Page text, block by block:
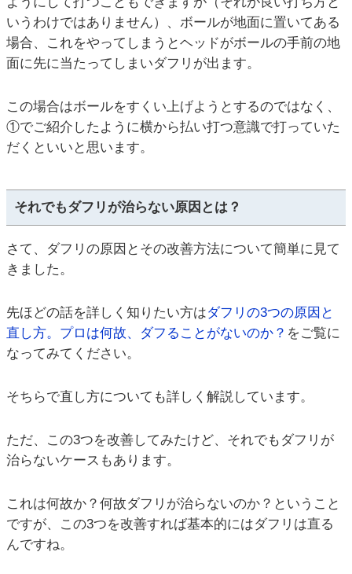
いうわけではありません）、ボールが地面に置いてある
場合、これをやってしまうとヘッドがボールの手前の地
面に先に当たってしまいダフリが出ます。
この場合はボールをすくい上げようとするのではなく、
①でご紹介したように横から払い打つ意識で打っていた
だくといいと思います。
それでもダフリが治らない原因とは？
さて、ダフリの原因とその改善方法について簡単に見て
きました。
先ほどの話を詳しく知りたい方はダフリの3つの原因と
直し方。プロは何故、ダフることがないのか？ をご覧に
なってみてください。
そちらで直し方についても詳しく解説しています。
ただ、この3つを改善してみたけど、それでもダフリが
治らないケースもあります。
これは何故か？何故ダフリが治らないのか？ということ
ですが、この3つを改善すれば基本的にはダフリは直る
んですね。